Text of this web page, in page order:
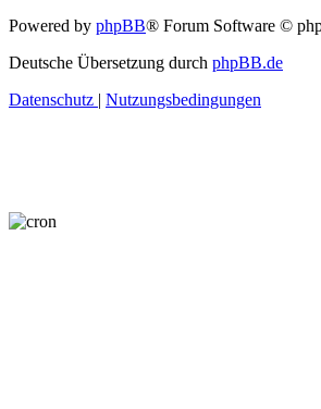
Powered by phpBB® Forum Software ©
Deutsche Übersetzung durch phpBB.de
Datenschutz | Nutzungsbedingungen